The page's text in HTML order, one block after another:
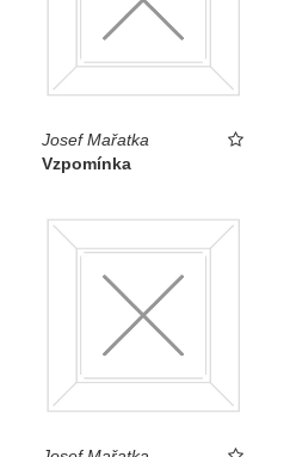
Josef Mařatka
Vzpomínka